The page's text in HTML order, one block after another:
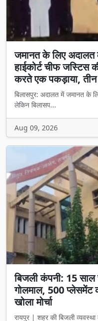
जमानत के लिए अदालत
हाईकोर्ट चीफ जस्टिस
करते एक पकड़ाया, तीन
बिलासपुर: अदालत में जमानत के
लेकिन बिलासप...
Aug 09, 2026
बिजली कंपनी: 15
गोलमाल, 500 प्लेसमेंट
खोला मोर्चा
रायपुर | शहर की बिजली
कर्मच...